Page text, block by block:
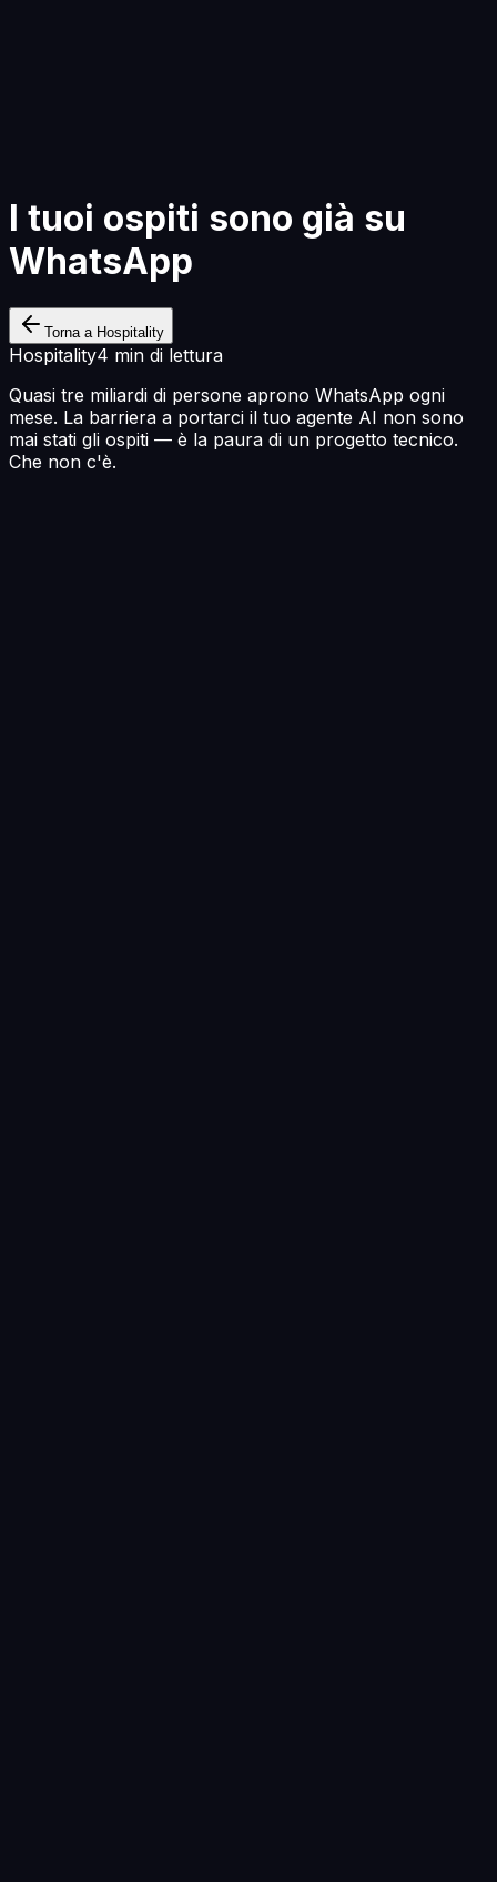
I tuoi ospiti sono già su
WhatsApp
Torna a Hospitality
Hospitality4 min di lettura
Quasi tre miliardi di persone aprono WhatsApp ogni
mese. La barriera a portarci il tuo agente AI non sono
mai stati gli ospiti — è la paura di un progetto tecnico.
Che non c'è.